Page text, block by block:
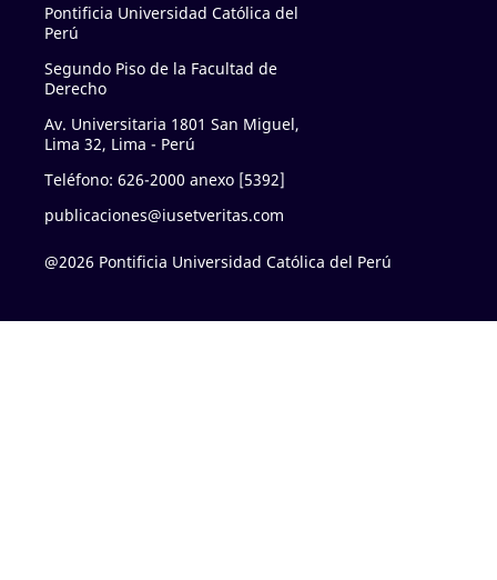
Pontificia Universidad Católica del
Perú
Segundo Piso de la Facultad de
Derecho
Av. Universitaria 1801 San Miguel,
Lima 32, Lima - Perú
Teléfono: 626-2000 anexo [5392]
publicaciones@iusetveritas.com
@2026 Pontificia Universidad Católica del Perú